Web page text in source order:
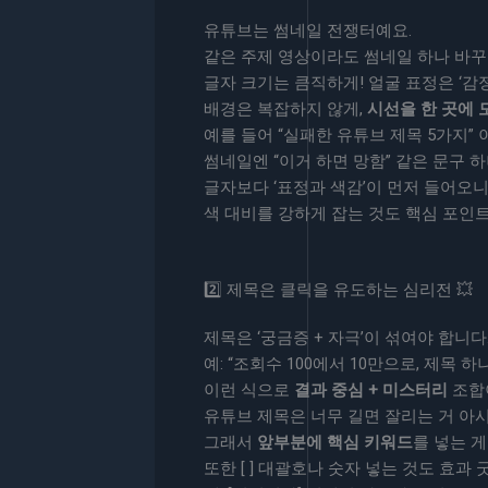
유튜브는 썸네일 전쟁터예요.
같은 주제 영상이라도 썸네일 하나 바
글자 크기는 큼직하게! 얼굴 표정은 ‘감
배경은 복잡하지 않게, 시선을 한 곳에
예를 들어 “실패한 유튜브 제목 5가지”
썸네일엔 “이거 하면 망함” 같은 문구
글자보다 ‘표정과 색감’이 먼저 들어오
색 대비를 강하게 잡는 것도 핵심 포인
2️⃣ 제목은 클릭을 유도하는 심리전 💥
제목은 ‘궁금증 + 자극’이 섞여야 합니
예: “조회수 100에서 10만으로, 제목 하
이런 식으로 결과 중심 + 미스터리 조
유튜브 제목은 너무 길면 잘리는 거 아
그래서 앞부분에 핵심 키워드를 넣는
또한 [ ] 대괄호나 숫자 넣는 것도 효과